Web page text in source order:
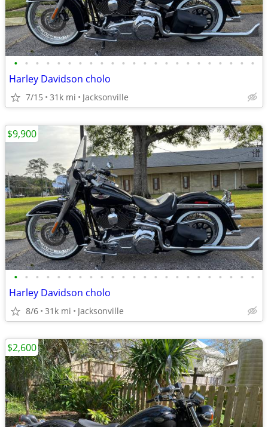
• • • • • • • • • • • • • • • • • • • • • • •
Harley Davidson cholo
7/15 31k mi Jacksonville
• • • • • • • • • • • • • • • • • • • • • • •
Harley Davidson cholo
8/6 31k mi Jacksonville
$9,900
$2,600